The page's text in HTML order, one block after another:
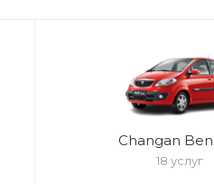
Changan
18 услуг